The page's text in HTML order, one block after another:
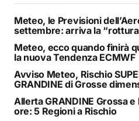
Meteo, le Previsioni
settembre: arriva la
Meteo, ecco quando finirà
la nuova Tendenza ECMWF
Avviso Meteo, Rischio
GRANDINE di Grosse
Allerta GRANDINE Grossa
ore: 5 Regioni a Rischio